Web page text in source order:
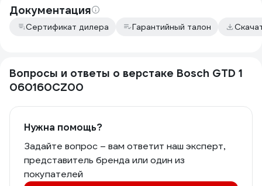
Документация
Сертификат дилера Гарантийный талон
Вопросы и ответы о верстаке Bosch GTD 1
060160CZ00
Нужна помощь?
Задайте вопрос – вам ответит наш эксперт,
представитель бренда или один из
покупателей